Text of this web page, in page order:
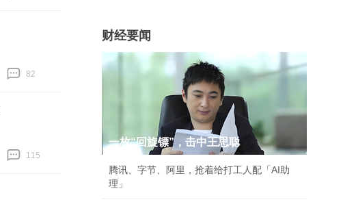
82
115
财经要闻
一枚“回旋镖”，击中王思聪
腾讯、字节、阿里，抢着给打工人配「AI助
理」